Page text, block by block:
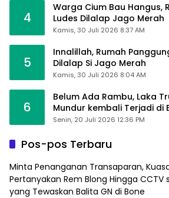
4
Warga Cium Bau Hangus,
Ludes Dilalap Jago Merah
Kamis, 30 Juli 2026 8:37 AM
5
Innalillah, Rumah
Dilalap Si Jago Merah
Kamis, 30 Juli 2026 8:04 AM
6
Belum Ada Rambu, Laka
Mundur kembali Terjadi di
Sumpallabbu
Senin, 20 Juli 2026 12:36 PM
Pos-pos Terbaru
Minta Penanganan Transaparan,
Pertanyakan Rem Blong Hingga CCTV
yang Tewaskan Balita GN di Bone